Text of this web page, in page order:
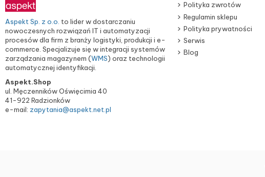
Aspekt Sp. z o.o. to lider w dostarczaniu
nowoczesnych rozwiązań IT i automatyzacji
procesów dla firm z branży logistyki, produkcji i e-
commerce. Specjalizuje się w integracji systemów
zarządzania magazynem (WMS) oraz technologii
automatycznej identyfikacji.
Aspekt.Shop
ul. Męczenników Oświęcimia 40
41-922 Radzionków
e-mail: zapytania@aspekt.net.pl
Polityka zwrotów
Regulamin sklepu
Polityka prywatności
Serwis
Blog